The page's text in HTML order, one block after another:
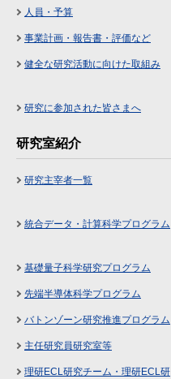
人員・予算
事業計画・報告書・評価など
健全な研究活動に向けた取組み
研究に参加された皆さまへ
研究室紹介
研究主宰者一覧
統合データ・計算科学プログラム
基礎量子科学研究プログラム
先端半導体科学プログラム
バトンゾーン研究推進プログラム
主任研究員研究室等
理研ECL研究チーム・理研ECL研